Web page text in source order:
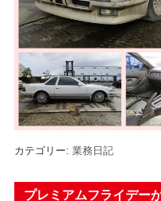
カテゴリー: 業務日記
プレミアムフライデー